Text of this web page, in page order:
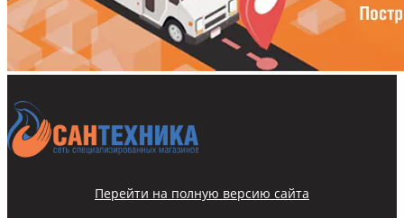
Перейти на полную версию сайта